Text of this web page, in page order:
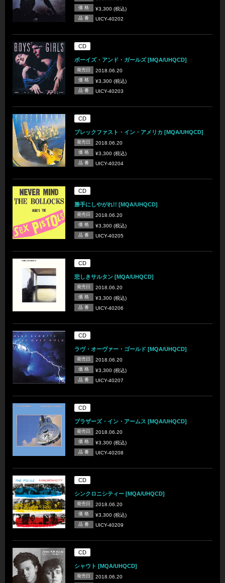
価 格 ¥3,300 (税込)
品 番 UICY-40202
CD
ボーイズ・アンド・ガールズ [MQA/UHQCD]
発売日 2018.06.20
価 格 ¥3,300 (税込)
品 番 UICY-40203
CD
ブレックファスト・イン・アメリカ [MQA/UHQCD]
発売日 2018.06.20
価 格 ¥3,300 (税込)
品 番 UICY-40204
CD
勝手にしやがれ!! [MQA/UHQCD]
発売日 2018.06.20
価 格 ¥3,300 (税込)
品 番 UICY-40205
CD
悲しきサルタン [MQA/UHQCD]
発売日 2018.06.20
価 格 ¥3,300 (税込)
品 番 UICY-40206
CD
ラヴ・オーヴァー・ゴールド [MQA/UHQCD]
発売日 2018.06.20
価 格 ¥3,300 (税込)
品 番 UICY-40207
CD
ブラザーズ・イン・アームス [MQA/UHQCD]
発売日 2018.06.20
価 格 ¥3,300 (税込)
品 番 UICY-40208
CD
シンクロニシティー [MQA/UHQCD]
発売日 2018.06.20
価 格 ¥3,300 (税込)
品 番 UICY-40209
CD
シャウト [MQA/UHQCD]
発売日 2018.06.20